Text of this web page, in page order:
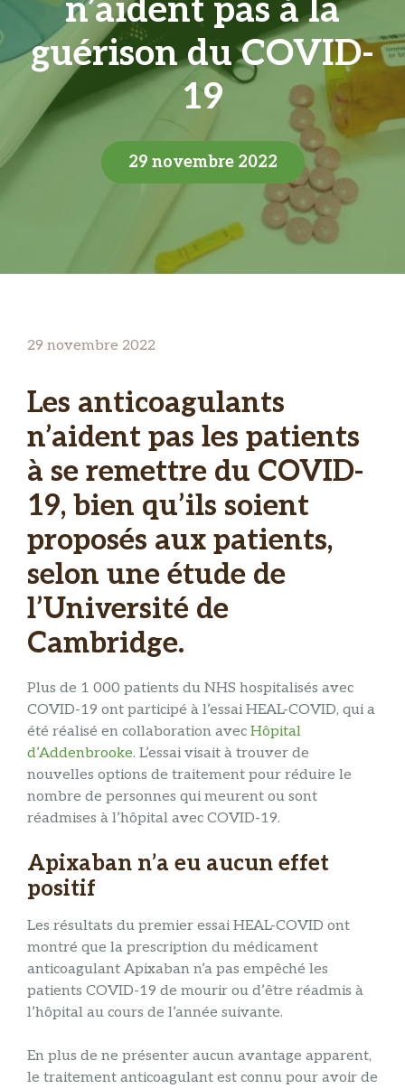
n’aident pas à la
guérison du COVID-
19
29 novembre 2022
29 novembre 2022
Les anticoagulants
n’aident pas les patients
à se remettre du COVID-
19, bien qu’ils soient
proposés aux patients,
selon une étude de
l’Université de
Cambridge.
Plus de 1 000 patients du NHS hospitalisés avec
COVID-19 ont participé à l’essai HEAL-COVID, qui a
été réalisé en collaboration avec Hôpital
d’Addenbrooke. L’essai visait à trouver de
nouvelles options de traitement pour réduire le
nombre de personnes qui meurent ou sont
réadmises à l’hôpital avec COVID-19.
Apixaban n’a eu aucun effet
positif
Les résultats du premier essai HEAL-COVID ont
montré que la prescription du médicament
anticoagulant Apixaban n’a pas empêché les
patients COVID-19 de mourir ou d’être réadmis à
l’hôpital au cours de l’année suivante.
En plus de ne présenter aucun avantage apparent,
le traitement anticoagulant est connu pour avoir de